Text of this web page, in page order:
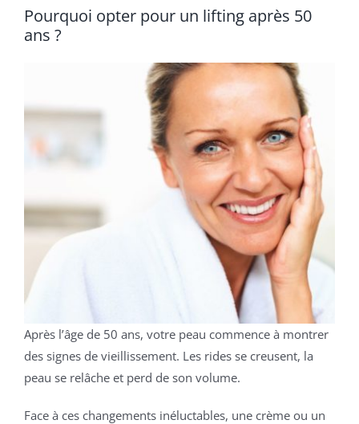
Pourquoi opter pour un lifting après 50
ans ?
Après l’âge de 50 ans, votre peau commence à montrer
des signes de vieillissement. Les rides se creusent, la
peau se relâche et perd de son volume.
Face à ces changements inéluctables, une crème ou un